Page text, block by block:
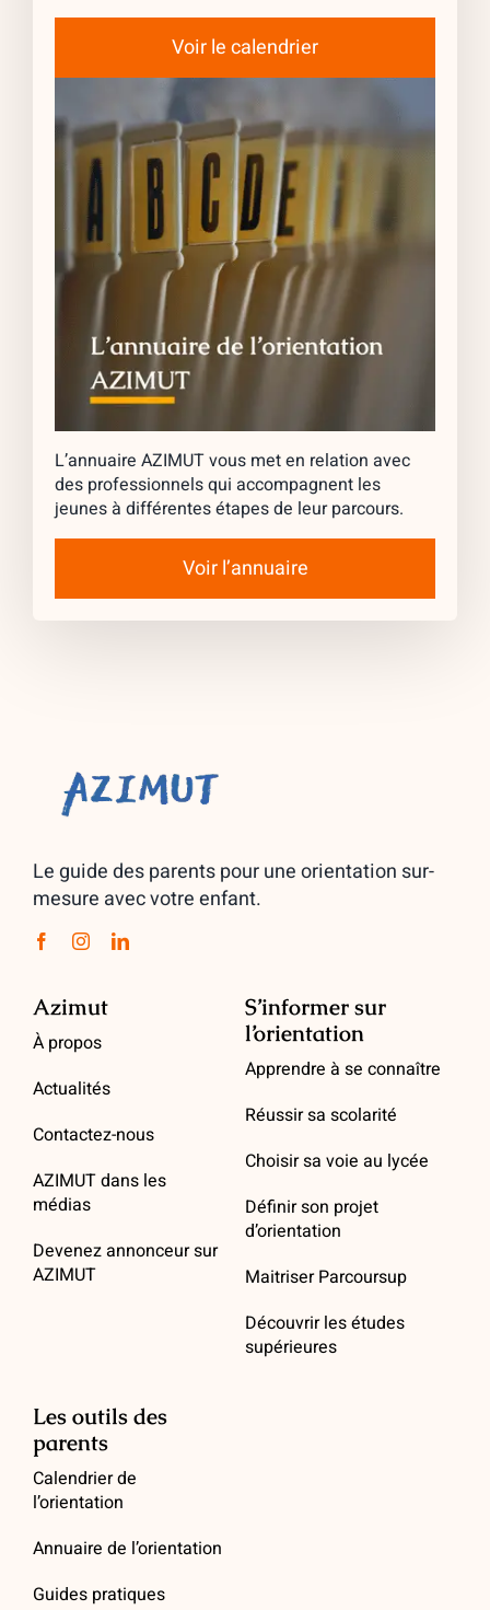
Voir le calendrier
L’annuaire AZIMUT vous met en relation avec
des professionnels qui accompagnent les
jeunes à différentes étapes de leur parcours.
Voir l’annuaire
Le guide des parents pour une orientation sur-
mesure avec votre enfant.
Azimut
À propos
Actualités
Contactez-nous
AZIMUT dans les
médias
Devenez annonceur sur
AZIMUT
S’informer sur
l’orientation
Apprendre à se connaître
Réussir sa scolarité
Choisir sa voie au lycée
Définir son projet
d’orientation
Maitriser Parcoursup
Découvrir les études
supérieures
Les outils des
parents
Calendrier de
l’orientation
Annuaire de l’orientation
Guides pratiques